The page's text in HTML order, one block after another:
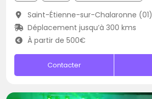
Saint-Étienne-sur-Chalaronne (01)
Déplacement jusqu’à 300 kms
À partir de 500€
Contacter